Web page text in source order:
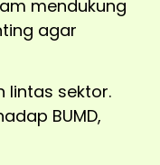
mendukung
agar
lintas sektor.
BUMD,